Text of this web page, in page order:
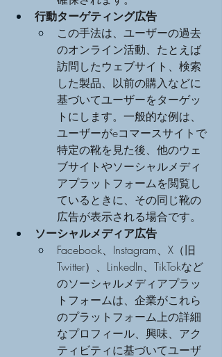
行動ターゲティング広告
この手法は、ユーザーの過去
のオンライン活動、たとえば
訪問したウェブサイト、検索
した製品、以前の購入などに
基づいてユーザーをターゲッ
トにします。一般的な例は、
ユーザーがeコマースサイトで
特定の靴を見た後、他のウェ
ブサイトやソーシャルメディ
アプラットフォームを閲覧し
ているときに、その同じ靴の
広告が表示される場合です。
ソーシャルメディア広告
Facebook、Instagram、X（旧
Twitter）、LinkedIn、TikTokなど
のソーシャルメディアプラッ
トフォームは、企業がこれら
のプラットフォーム上の詳細
なプロフィール、興味、アク
ティビティに基づいてユーザ